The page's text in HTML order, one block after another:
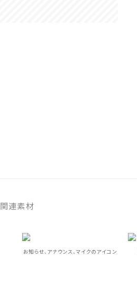
関連素材
お知らせ、アナウンス、マイクのアイコン